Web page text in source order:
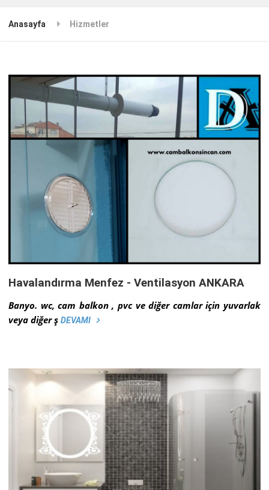
Anasayfa Hizmetler
Havalandırma Menfez - Ventilasyon ANKARA
Banyo. wc, cam balkon , pvc ve diğer camlar için yuvarlak
veya diğer şDEVAMI